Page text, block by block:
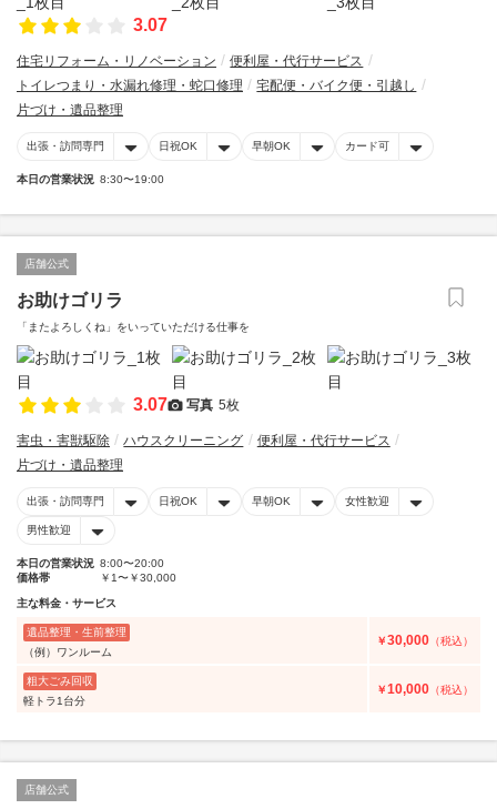
3.07
住宅リフォーム・リノベーション
便利屋・代行サービス
トイレつまり・水漏れ修理・蛇口修理
宅配便・バイク便・引越し
片づけ・遺品整理
出張・訪問専門 日祝OK 早朝OK カード可
本日の営業状況 8:30〜19:00
店舗公式
お助けゴリラ
「またよろしくね」をいっていただける仕事を
3.07 写真 5枚
害虫・害獣駆除 ハウスクリーニング
便利屋・代行サービス
片づけ・遺品整理
出張・訪問専門 日祝OK 早朝OK 女性歓迎
男性歓迎
本日の営業状況 8:00〜20:00
価格帯
￥1〜￥30,000
主な料金・サービス
遺品整理・生前整理
（例）ワンルーム
￥30,000 （税込）
粗大ごみ回収
軽トラ1台分
￥10,000 （税込）
店舗公式